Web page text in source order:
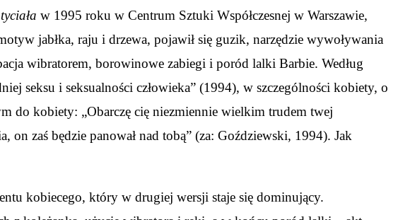
w 1995 roku w Centrum Sztuki Współczesnej w Warszawie,
jabłka, raju i drzewa, pojawił się guzik, narzędzie wywoływania
wibratorem, borowinowe zabiegi i poród lalki Barbie. Według
seksu i seksualności człowieka” (1994), w szczególności kobiety, o
do kobiety: „Obarczę cię niezmiennie wielkim trudem twej
on zaś będzie panował nad tobą” (za: Goździewski, 1994). Jak
kobiecego, który w drugiej wersji staje się dominujący.